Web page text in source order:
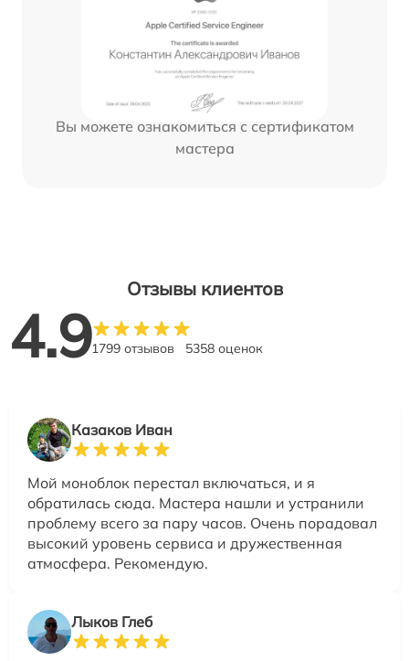
Вы можете ознакомиться с сертификатом
мастера
Отзывы клиентов
4.91799 отзывов 5358 оценок
Казаков Иван
Мой моноблок перестал включаться, и я
обратилась сюда. Мастера нашли и устранили
проблему всего за пару часов. Очень порадовал
высокий уровень сервиса и дружественная
атмосфера. Рекомендую.
Лыков Глеб